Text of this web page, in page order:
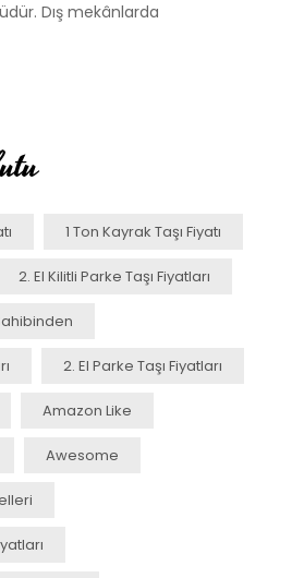
Dış mekânlarda
1 Ton Kayrak Taşı Fiyatı
2. El Kilitli Parke Taşı Fiyatları
2. El Parke Taşı Fiyatları
Amazon Like
Awesome